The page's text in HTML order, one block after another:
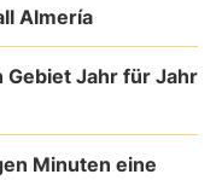
Almería
Jahr für Jahr
Minuten eine